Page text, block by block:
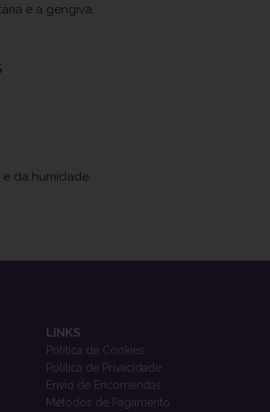
e a gengiva.
da humidade.
LINKS
Política de Cookies
Política de Privacidade
Envio de Encomendas
Métodos de Pagamento